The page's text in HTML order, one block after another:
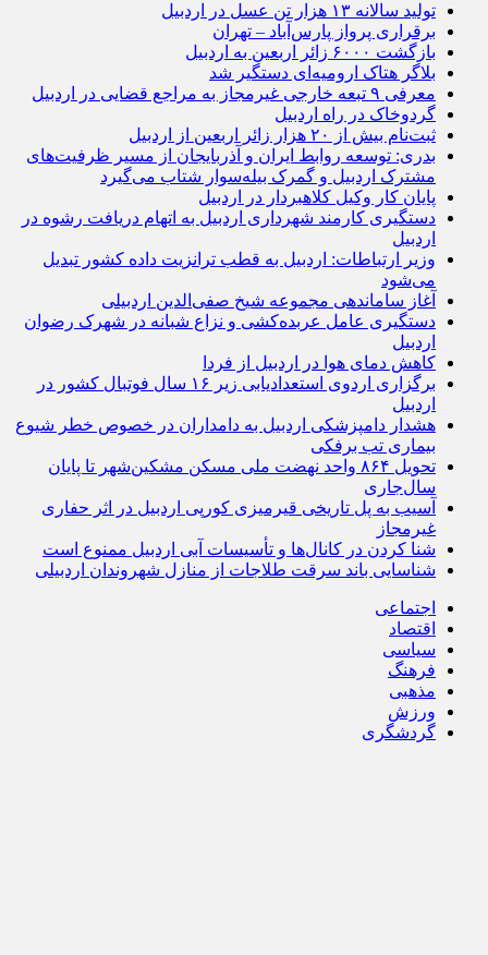
تولید سالانه ۱۳ هزار تن عسل در اردبیل
برقراری پرواز پارس‌آباد – تهران
بازگشت ۶۰۰۰ زائر اربعین به اردبیل
بلاگر هتاک ارومیه‌ای دستگیر شد
معرفی ۹ تبعه خارجی غیرمجاز به مراجع قضایی در اردبیل
گردوخاک در راه اردبیل
ثبت‌نام بیش از ۲۰ هزار زائر اربعین از اردبیل
بدری: توسعه روابط ایران و آذربایجان از مسیر ظرفیت‌های
مشترک اردبیل و گمرک بیله‌سوار شتاب می‌گیرد
پایان کار وکیل کلاهبردار در اردبیل
دستگیری کارمند شهرداری اردبیل به اتهام دریافت رشوه در
اردبیل
وزیر ارتباطات: اردبیل به قطب ترانزیت داده کشور تبدیل
می‌شود
آغاز ساماندهی مجموعه شیخ صفی‌الدین اردبیلی
دستگیری عامل عربده‌کشی و نزاع شبانه در شهرک رضوان
اردبیل
کاهش دمای هوا در اردبیل از فردا
برگزاری اردوی استعدادیابی زیر ۱۶ سال فوتبال کشور در
اردبیل
هشدار دامپزشکی اردبیل به دامداران در خصوص خطر شیوع
بیماری تب برفکی
تحویل ۸۶۴ واحد نهضت ملی مسکن مشکین‌شهر تا پایان
سال‌جاری
آسیب به پل تاریخی قیرمیزی کورپی اردبیل در اثر حفاری
غیرمجاز
شنا کردن در کانال‌ها و تأسیسات آبی اردبیل ممنوع است
شناسایی باند سرقت طلاجات از منازل شهروندان اردبیلی
اجتماعی
اقتصاد
سیاسی
فرهنگ
مذهبی
ورزش
گردشگری